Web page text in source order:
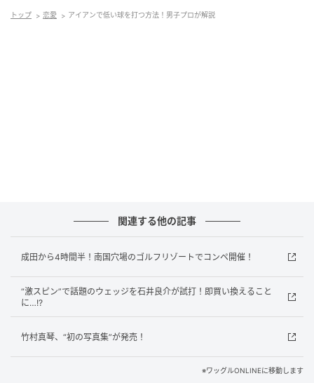
ボール位置を右寄りにすれば、普段と同じように振っ
てもインパクトポイントが右になってロフトが立ち、
打球が自然と低くなる
トップ 恋愛 アイアンで低い球を打つ方法！男子プロが解説
関連する他の記事
成田から4時間半！南国穴場のゴルフリゾートでコンペ開催！
“激スピン”で話題のウェッジを石井良介が試打！即買い換えること
に…!?
竹村真琴、“初の写真集”が発売！
※ワッグルONLINEに移動します